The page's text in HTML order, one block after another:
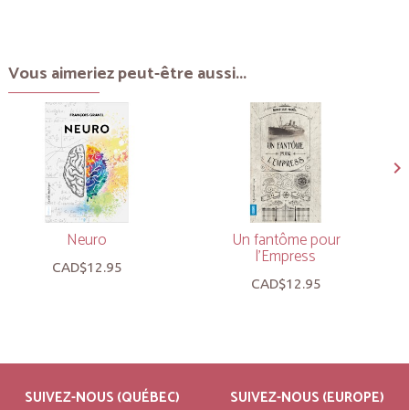
Vous aimeriez peut-être aussi...
Neuro
CAD$12.95
Un fantôme pour
l’Empress
CAD$12.95
SUIVEZ-NOUS (QUÉBEC) SUIVEZ-NOUS (EUROPE)